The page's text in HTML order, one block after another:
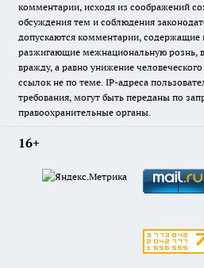
комментарии, исходя из соображений
обсуждения тем и соблюдения
допускаются комментарии, содержащие
разжигающие межнациональную рознь,
вражду, а равно унижение
ссылок не по теме. IP-адреса
требования, могут быть переданы по
правоохранительные органы.
16+